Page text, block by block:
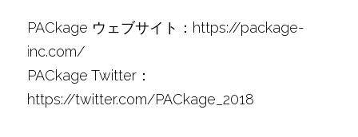
PACkage ウェブサイト：https://package-
inc.com/
PACkage Twitter：
https://twitter.com/PACkage_2018